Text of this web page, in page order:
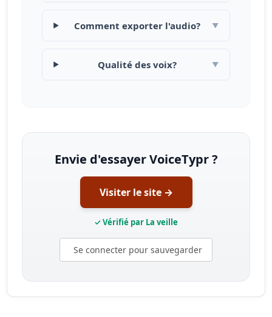
Comment exporter l'audio? ▼
Qualité des voix? ▼
Envie d'essayer VoiceTypr ?
Visiter le site →
✓ Vérifié par La veille
Se connecter pour sauvegarder